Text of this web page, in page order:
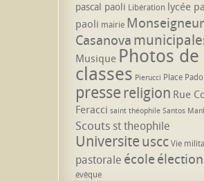
pascal paoli Libération lycée
paoli mairie Monseigneur
Casanova
Musique Photos de
classes Pierucci Place
pressereligion Rue
Feracci saint théophile Santos
Scoutsst theophile
UniversiteusccVie
pastorale école
évêque